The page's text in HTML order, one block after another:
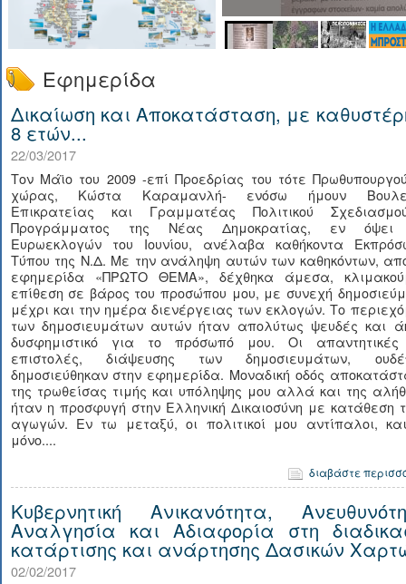
ανάρτησης
Εφημερίδα
Δικαίωση και Αποκατάσταση, με
8 ετών...
22/03/2017
Τον Μάϊο του 2009 -επί Προεδρίας του τότε
χώρας, Κώστα Καραμανλή- ενόσω ήμουν
Επικρατείας και Γραμματέας Πολιτικού
Προγράμματος της Νέας Δημοκρατίας, εν όψει
Ευρωεκλογών του Ιουνίου, ανέλαβα καθήκοντα
Τύπου της Ν.Δ. Με την ανάληψη αυτών των καθηκόντων,
εφημερίδα «ΠΡΩΤΟ ΘΕΜΑ», δέχθηκα άμεσα,
επίθεση σε βάρος του προσώπου μου, με συνεχή
μέχρι και την ημέρα διενέργειας των εκλογών. Το
των δημοσιευμάτων αυτών ήταν απολύτως ψευδές και
δυσφημιστικό για το πρόσωπό μου. Οι
επιστολές, διάψευσης των δημοσιευμάτων,
δημοσιεύθηκαν στην εφημερίδα. Μοναδική οδός
της τρωθείσας τιμής και υπόληψης μου αλλά και της
ήταν η προσφυγή στην Ελληνική Δικαιοσύνη με κατάθεση
αγωγών. Εν τω μεταξύ, οι πολιτικοί μου αντίπαλοι,
μόνο....
διαβάστε
Κυβερνητική Ανικανότητα,
Αναλγησία και Αδιαφορία στη
κατάρτισης και ανάρτησης Δασικών
02/02/2017